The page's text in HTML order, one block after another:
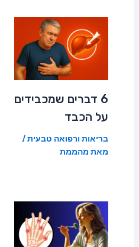
6 דברים שמכבידים
על הכבד
בריאות ורפואה טבעית/
מאת מהממת